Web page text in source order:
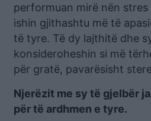
performuan mirë nën stres
ishin gjithashtu më të
të tyre. Të dy lajthitë dhe
konsideroheshin si më
për gratë, pavarësisht
Njerëzit me sy të gjelbër
për të ardhmen e tyre.